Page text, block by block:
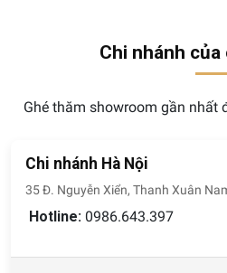
Chi nhánh
Ghé thăm showroom gần nhất
Chi nhánh Hà Nội
35 Đ. Nguyễn Xiển, Thanh Xuân
Hotline: 0986.643.397